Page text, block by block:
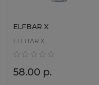
ELFBAR X
ELFBAR X
58.00 р.